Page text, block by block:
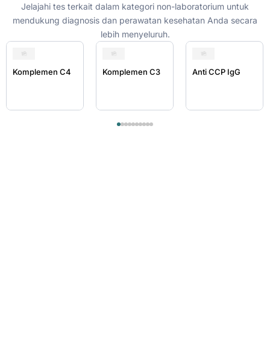
Jelajahi tes terkait dalam kategori non-laboratorium untuk
mendukung diagnosis dan perawatan kesehatan Anda secara
lebih menyeluruh.
Komplemen C4 Komplemen C3 Anti CCP IgG